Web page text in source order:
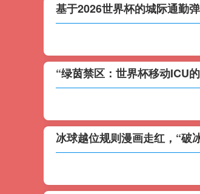
基于2026世界杯的城际通勤
“绿茵禁区：世界杯移动ICU
冰球越位规则漫画走红，“破